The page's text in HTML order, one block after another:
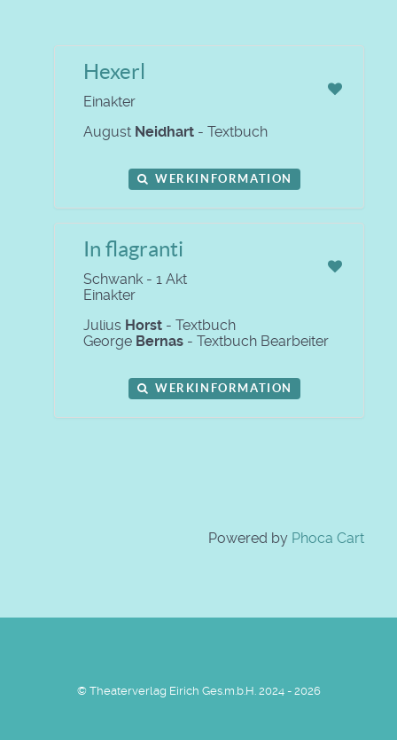
Hexerl
Einakter
August Neidhart - Textbuch
WERKINFORMATION
In flagranti
Schwank - 1 Akt
Einakter
Julius Horst - Textbuch
George Bernas - Textbuch Bearbeiter
WERKINFORMATION
Powered by Phoca Cart
© Theaterverlag Eirich Ges.m.b.H. 2024 - 2026